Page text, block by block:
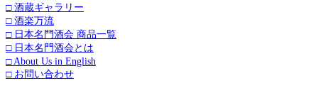
□ 酒蔵ギャラリー
□ 酒楽万流
□ 日本名門酒会 商品一覧
□ 日本名門酒会とは
□ About Us in English
□ お問い合わせ